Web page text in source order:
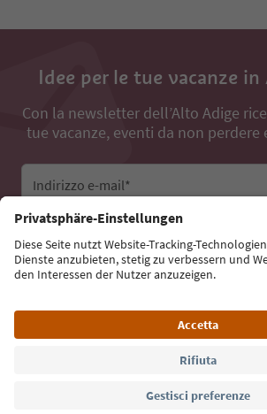
Idee per le tue vacanze
Con la newsletter dell’Alto Adige
tue vacanze, eventi da non perdere
Indirizzo e-mail*
Iscriviti alla